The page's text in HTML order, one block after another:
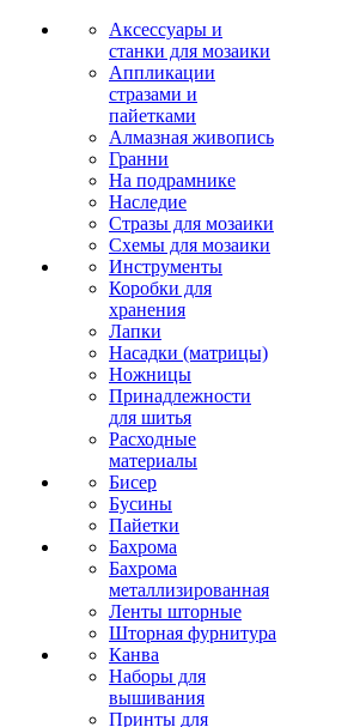
Аксессуары и
станки для мозаики
Аппликации
стразами и
пайетками
Алмазная живопись
Гранни
На подрамнике
Наследие
Стразы для мозаики
Схемы для мозаики
Инструменты
Коробки для
хранения
Лапки
Насадки (матрицы)
Ножницы
Принадлежности
для шитья
Расходные
материалы
Бисер
Бусины
Пайетки
Бахрома
Бахрома
металлизированная
Ленты шторные
Шторная фурнитура
Канва
Наборы для
вышивания
Принты для